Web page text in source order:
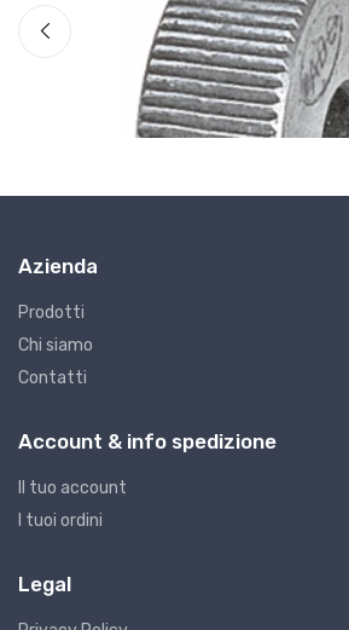
G7 - Godroni
€8.08
Azienda
Prodotti
Chi siamo
Contatti
Account & info spedizione
Il tuo account
I tuoi ordini
Legal